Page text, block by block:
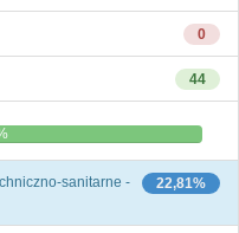
0
44
22,81%
sanitarne -